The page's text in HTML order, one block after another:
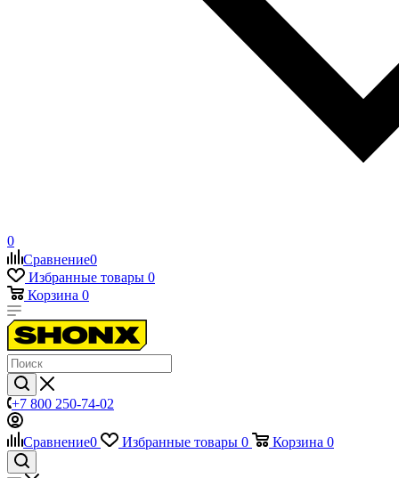
0
Сравнение0
Избранные товары 0
Корзина 0
+7 800 250-74-02
Сравнение0 Избранные товары 0 Корзина 0